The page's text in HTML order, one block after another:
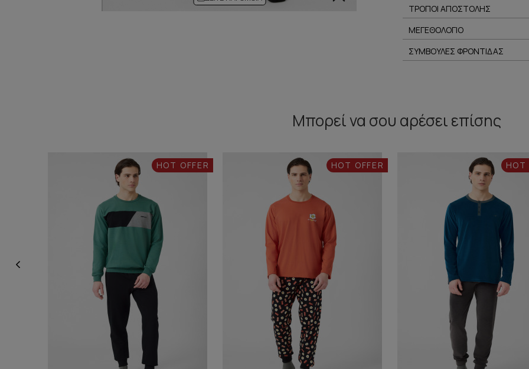
ΤΡΟΠΟΙ ΑΠΟΣΤΟΛΗΣ
ΜΕΓΕΘΟΛΟΓΙΟ
ΣΥΜΒΟΥΛΕΣ ΦΡΟΝΤΙΔΑΣ
Μπορεί να σου αρέσει επίσης
HOT OFFER HOT OFFER HOT